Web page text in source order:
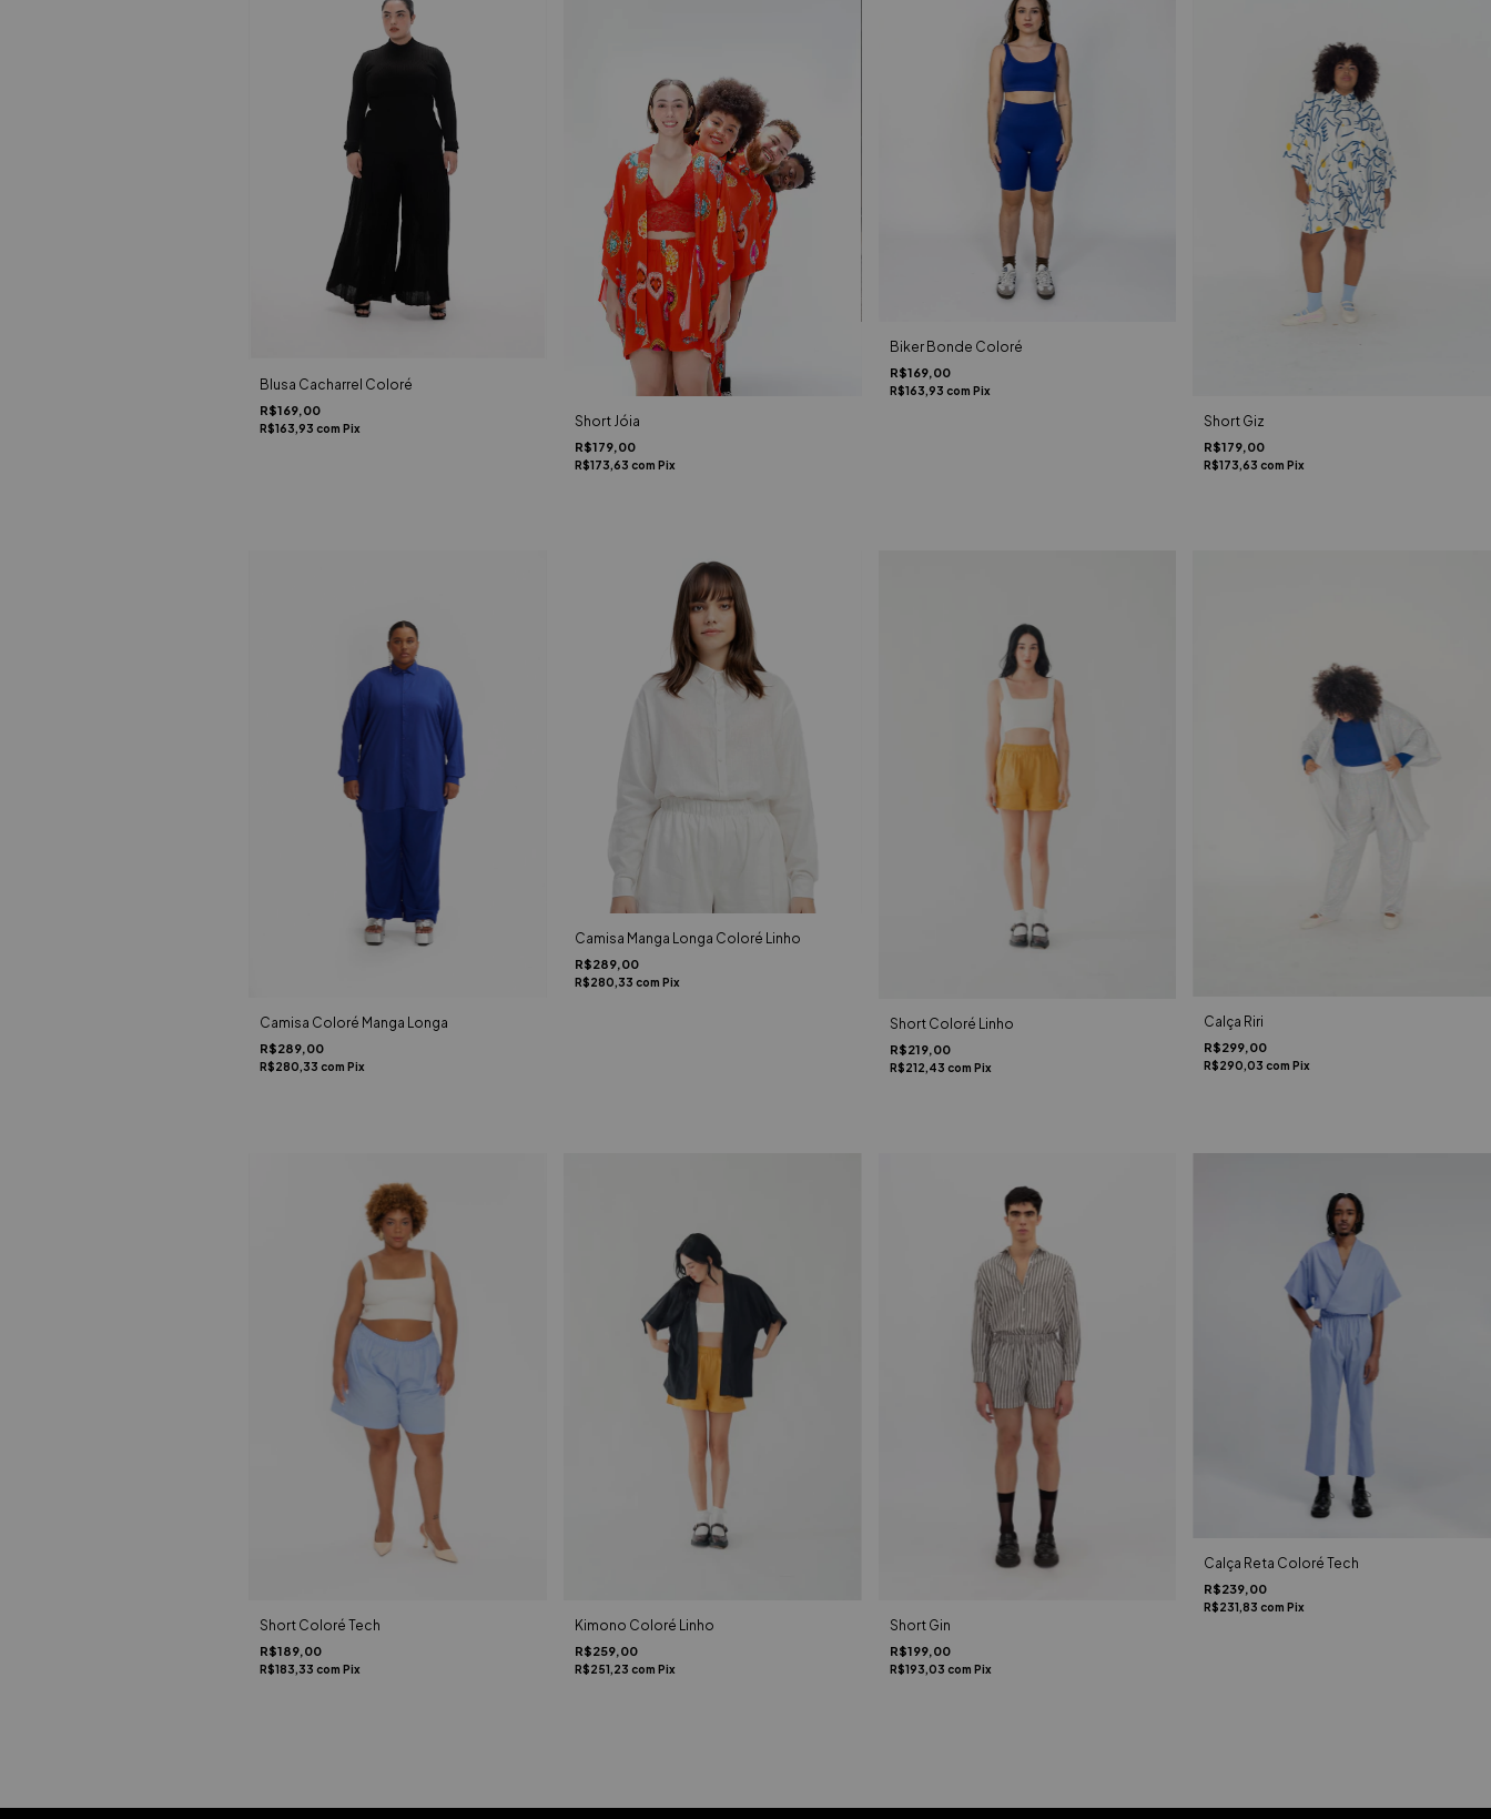
Blusa Cacharrel Coloré
R$169,00
R$163,93 com Pix Short Jóia
R$179,00
R$173,63 com Pix
Biker Bonde Coloré
R$169,00
R$163,93 com Pix
Short Giz
R$179,00
R$173,63com Pix
Camisa Coloré Manga Longa
R$289,00
R$280,33 com Pix
Camisa Manga Longa Coloré Linho
R$289,00
R$280,33 com Pix
Short Coloré Linho
R$219,00
R$212,43 com Pix
Calça Riri
R$299,00
R$290,03com Pix
Short Coloré Tech
R$189,00
R$183,33 com Pix
Kimono Coloré Linho
R$259,00
R$251,23 com Pix
Short Gin
R$199,00
R$193,03 com Pix
Calça Reta Coloré Tech
R$239,00
R$231,83com Pix